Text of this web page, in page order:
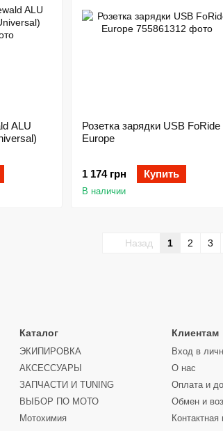
ALU
Розетка зарядки USB FoRide
Europe
1 174 грн Купить
В наличии
Назад 1 2 3
Каталог
ЭКИПИРОВКА
АКСЕССУАРЫ
ЗАПЧАСТИ И ТUNING
ВЫБОР ПО МОТО
Мотохимия
Клиентам
Вход в
О нас
Оплата и
Обмен и